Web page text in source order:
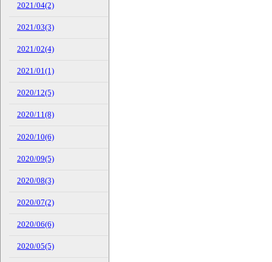
2021/04(2)
2021/03(3)
2021/02(4)
2021/01(1)
2020/12(5)
2020/11(8)
2020/10(6)
2020/09(5)
2020/08(3)
2020/07(2)
2020/06(6)
2020/05(5)